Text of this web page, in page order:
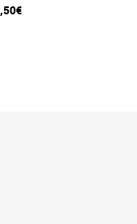
au panier
,50€